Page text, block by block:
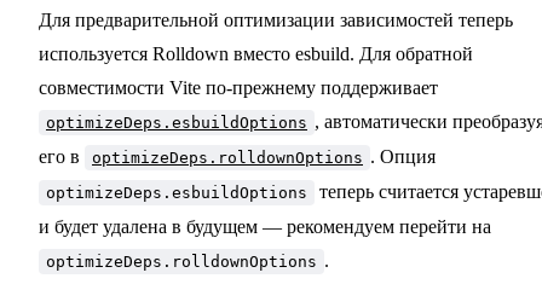
Для предварительной оптимизации зависимостей теперь
используется Rolldown вместо esbuild. Для обратной
совместимости Vite по-прежнему поддерживает
optimizeDeps.esbuildOptions , автоматически
его в
optimizeDeps.rolldownOptions . Опция
optimizeDeps.esbuildOptions
теперь считается
и будет удалена в будущем — рекомендуем перейти на
optimizeDeps.rolldownOptions .